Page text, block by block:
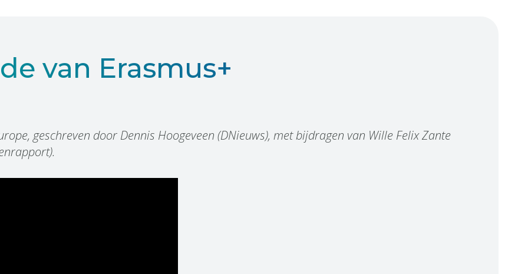
van Erasmus+
geschreven door Dennis Hoogeveen (DNieuws), met bijdragen van Wille Felix Zante